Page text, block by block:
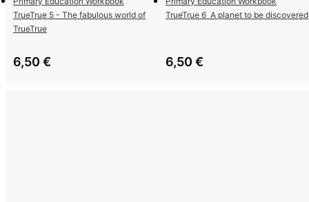
TrueTrue 5 - The fabulous world of
TrueTrue
6,50 €
TrueTrue 6  A planet to be discovered
6,50 €